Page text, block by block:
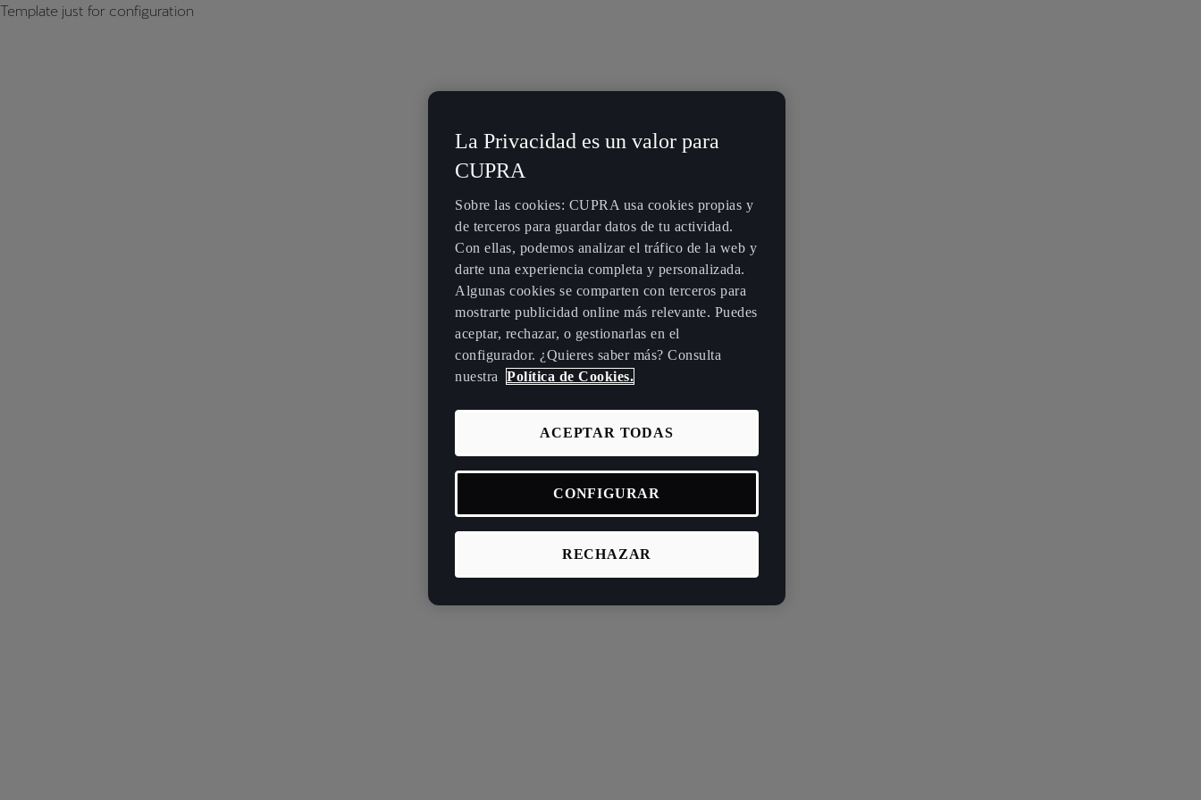
Template just for configuration
La Privacidad es un valor para
CUPRA
Sobre las cookies: CUPRA usa cookies propias y
de terceros para guardar datos de tu actividad.
Con ellas, podemos analizar el tráfico de la web y
darte una experiencia completa y personalizada.
Algunas cookies se comparten con terceros para
mostrarte publicidad online más relevante. Puedes
aceptar, rechazar, o gestionarlas en el
configurador. ¿Quieres saber más? Consulta
nuestra
Política de Cookies.
RECHAZAR
ACEPTAR TODAS
CONFIGURAR